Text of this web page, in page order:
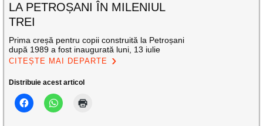
LA PETROȘANI ÎN MILENIUL
TREI
Prima creșă pentru copii construită la Petroșani
după 1989 a fost inaugurată luni, 13 iulie
CITEȘTE MAI DEPARTE
Distribuie acest articol